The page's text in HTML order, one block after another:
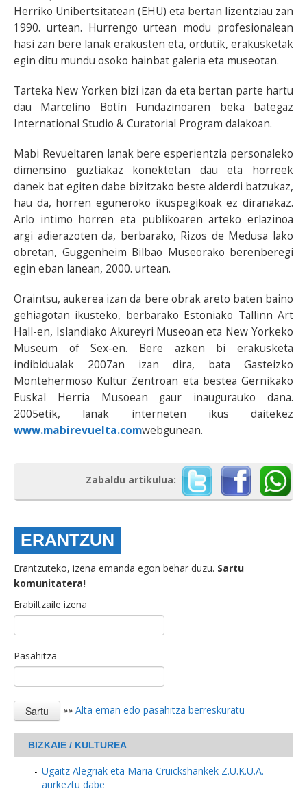
Herriko Unibertsitatean (EHU) eta bertan lizentziau zan
1990. urtean. Hurrengo urtean modu profesionalean
hasi zan bere lanak erakusten eta, ordutik, erakusketak
egin ditu mundu osoko hainbat galeria eta museotan.
Tarteka New Yorken bizi izan da eta bertan parte hartu
dau Marcelino Botín Fundazinoaren beka bategaz
International Studio & Curatorial Program dalakoan.
Mabi Revueltaren lanak bere esperientzia personaleko
dimensino guztiakaz konektetan dau eta horreek
danek bat egiten dabe bizitzako beste alderdi batzukaz,
hau da, horren eguneroko ikuspegikoak ez diranakaz.
Arlo intimo horren eta publikoaren arteko erlazinoa
argi adierazoten da, berbarako, Rizos de Medusa lako
obretan, Guggenheim Bilbao Museorako berenberegi
egin eban lanean, 2000. urtean.
Oraintsu, aukerea izan da bere obrak areto baten baino
gehiagotan ikusteko, berbarako Estoniako Tallinn Art
Hall-en, Islandiako Akureyri Museoan eta New Yorkeko
Museum of Sex-en. Bere azken bi erakusketa
indibidualak 2007an izan dira, bata Gasteizko
Montehermoso Kultur Zentroan eta bestea Gernikako
Euskal Herria Musoean gaur inaugurauko dana.
2005etik, lanak interneten ikus daitekez
www.mabirevuelta.comwebgunean.
Zabaldu artikulua:
ERANTZUN
Erantzuteko, izena emanda egon behar duzu. Sartu
komunitatera!
Erabiltzaile izena
Pasahitza
»» Alta eman edo pasahitza berreskuratu
BIZKAIE / KULTUREA
Ugaitz Alegriak eta Maria Cruickshankek Z.U.K.U.A.
aurkeztu dabe